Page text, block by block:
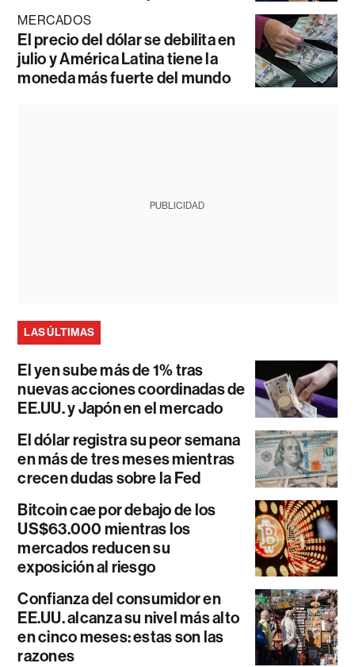
MERCADOS
El precio del dólar se debilita en
julio y América Latina tiene la
moneda más fuerte del mundo
PUBLICIDAD
LAS ÚLTIMAS
El yen sube más de 1% tras
nuevas acciones coordinadas de
EE.UU. y Japón en el mercado
El dólar registra su peor semana
en más de tres meses mientras
crecen dudas sobre la Fed
Bitcoin cae por debajo de los
US$63.000 mientras los
mercados reducen su
exposición al riesgo
Confianza del consumidor en
EE.UU. alcanza su nivel más alto
en cinco meses: estas son las
razones